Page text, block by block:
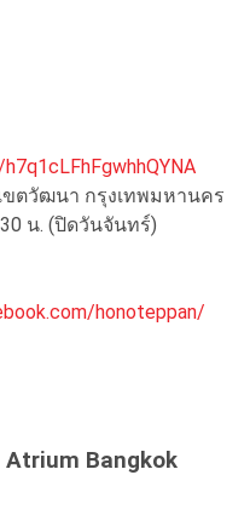
ขตวัฒนา กรุงเทพมหานคร
น. (ปิดวันจันทร์)
honoteppan/
Atrium Bangkok